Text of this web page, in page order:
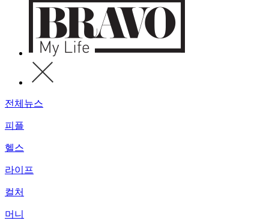
전체뉴스
피플
헬스
라이프
컬처
머니